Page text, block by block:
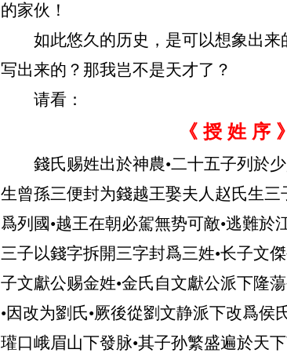
的家伙！
如此悠久的历史，是可以想象出
写出来的？那我岂不是天才了？
请看：
《 授 姓 序 》
錢氏赐姓出於神農•二十五子列於
生曾孫三便封为錢越王娶夫人赵氏生
爲列國•越王在朝必駕無势可敵•逃難於
三子以錢字拆開三字封爲三姓•长子文
子文獻公赐金姓•金氏自文獻公派下隆
•因改为劉氏•厥後從劉文静派下改爲侯
瓘口峨眉山下發脉•其子孙繁盛遍於天